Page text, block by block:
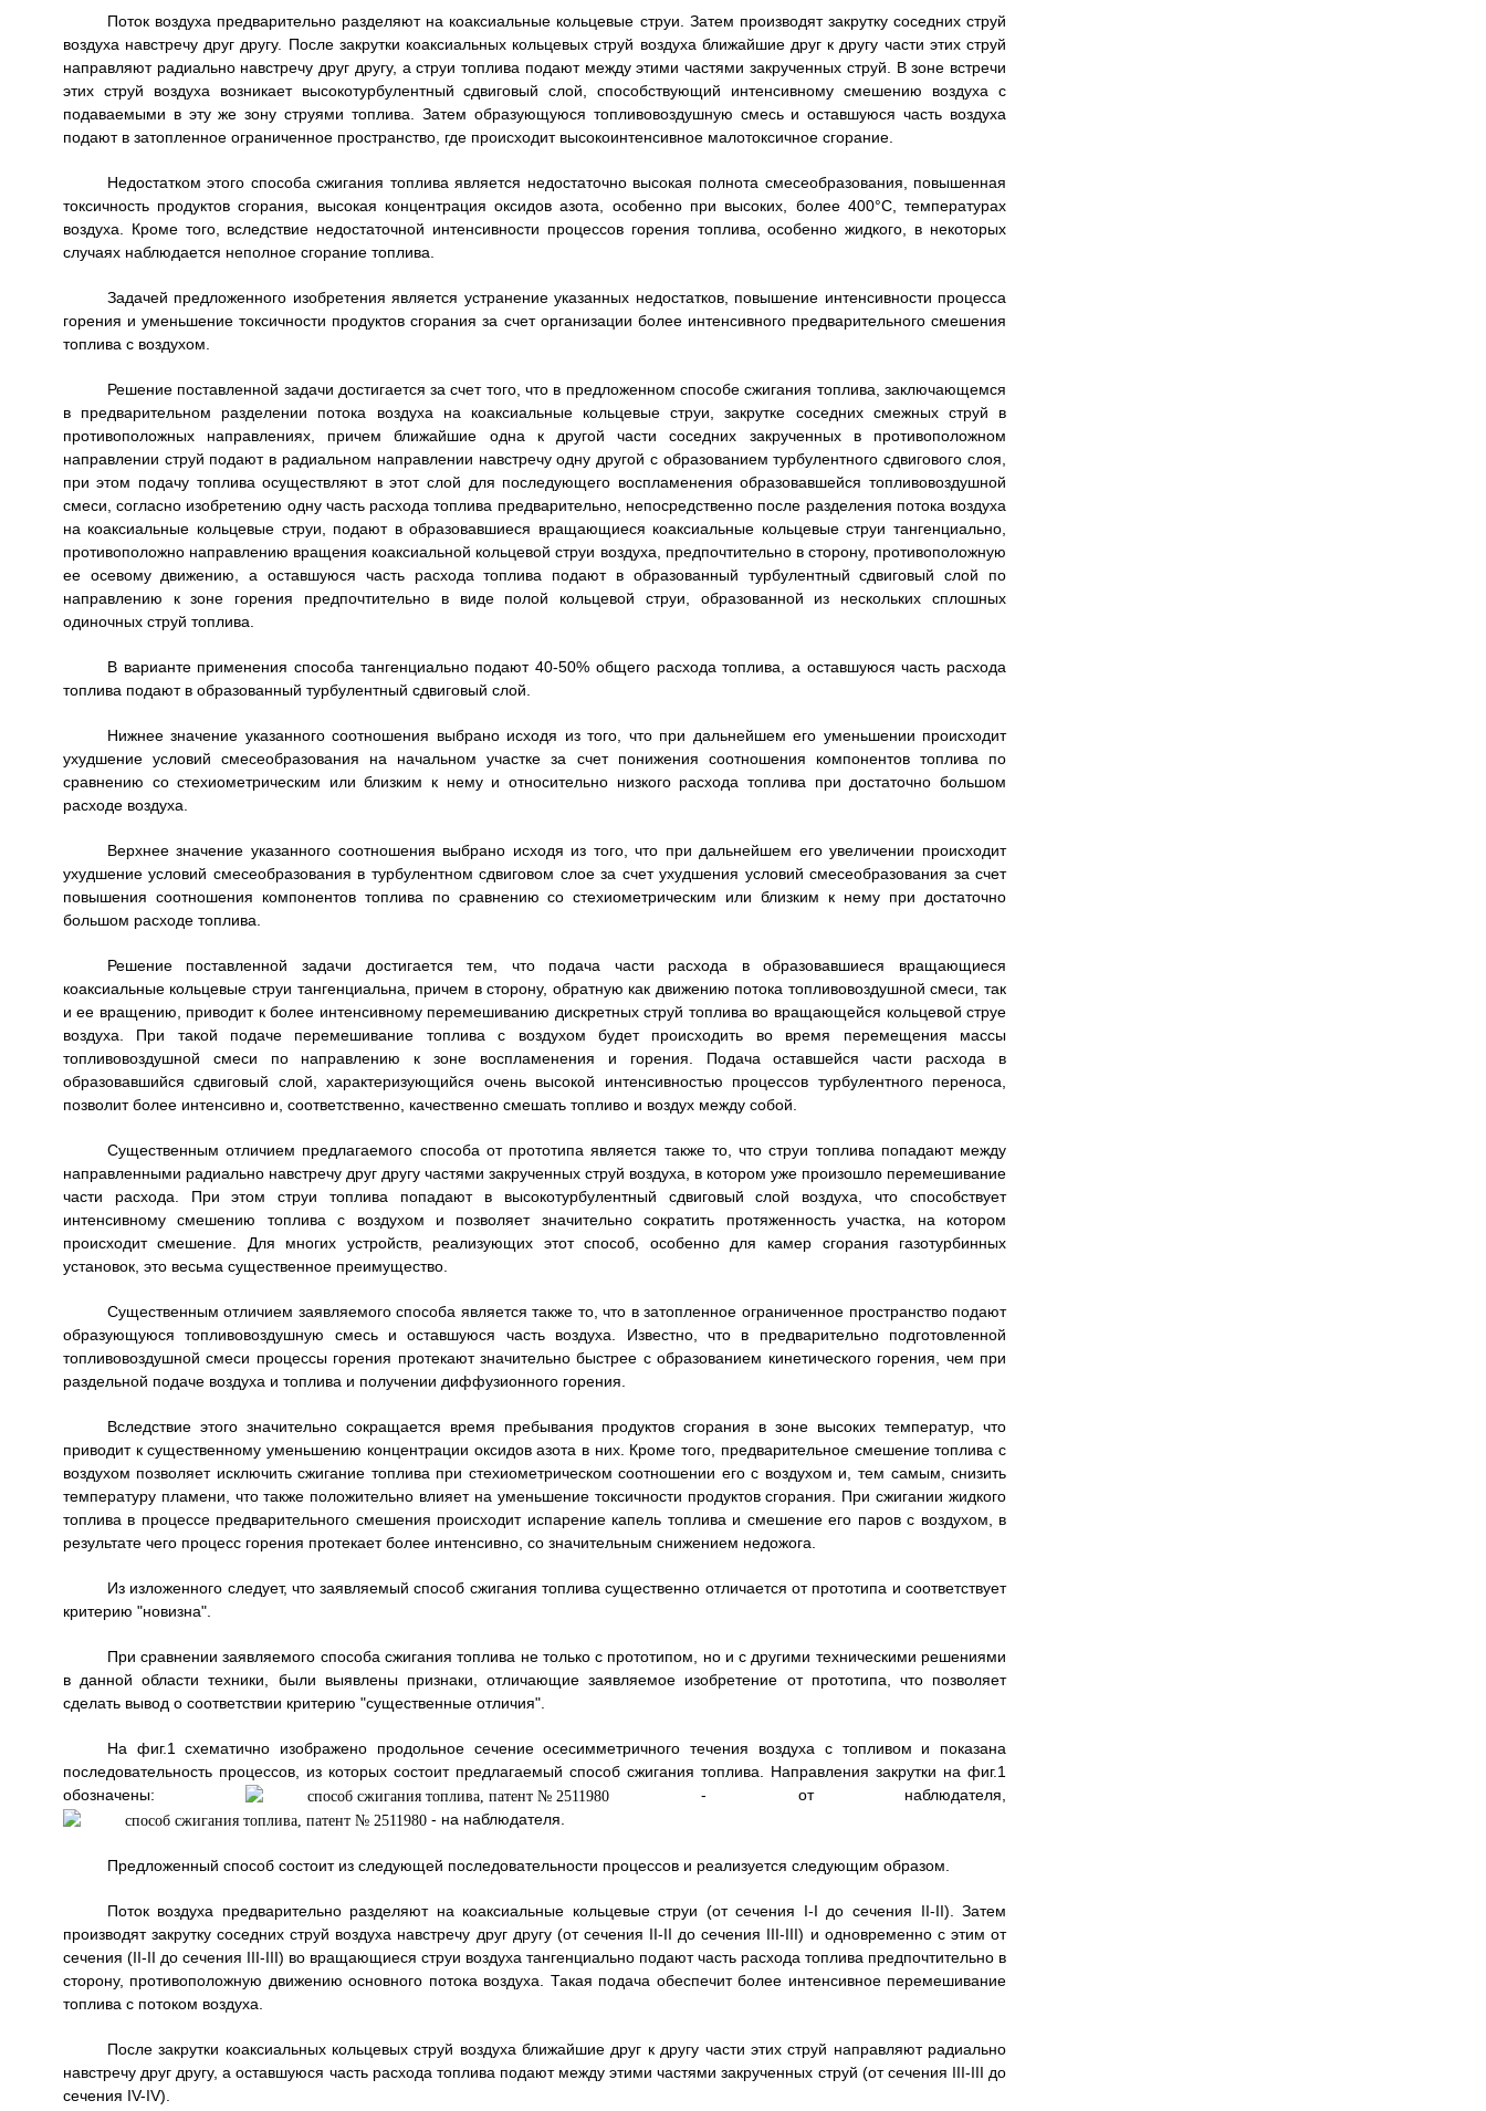
Поток воздуха предварительно разделяют на коаксиальные кольцевые струи. Затем производят закрутку соседних струй
воздуха навстречу друг другу. После закрутки коаксиальных кольцевых струй воздуха ближайшие друг к другу части этих струй
направляют радиально навстречу друг другу, а струи топлива подают между этими частями закрученных струй. В зоне встречи
этих струй воздуха возникает высокотурбулентный сдвиговый слой, способствующий интенсивному смешению воздуха с
подаваемыми в эту же зону струями топлива. Затем образующуюся топливовоздушную смесь и оставшуюся часть воздуха
подают в затопленное ограниченное пространство, где происходит высокоинтенсивное малотоксичное сгорание.
Недостатком этого способа сжигания топлива является недостаточно высокая полнота смесеобразования, повышенная
токсичность продуктов сгорания, высокая концентрация оксидов азота, особенно при высоких, более 400°С, температурах
воздуха. Кроме того, вследствие недостаточной интенсивности процессов горения топлива, особенно жидкого, в некоторых
случаях наблюдается неполное сгорание топлива.
Задачей предложенного изобретения является устранение указанных недостатков, повышение интенсивности процесса
горения и уменьшение токсичности продуктов сгорания за счет организации более интенсивного предварительного смешения
топлива с воздухом.
Решение поставленной задачи достигается за счет того, что в предложенном способе сжигания топлива, заключающемся
в предварительном разделении потока воздуха на коаксиальные кольцевые струи, закрутке соседних смежных струй в
противоположных направлениях, причем ближайшие одна к другой части соседних закрученных в противоположном
направлении струй подают в радиальном направлении навстречу одну другой с образованием турбулентного сдвигового слоя,
при этом подачу топлива осуществляют в этот слой для последующего воспламенения образовавшейся топливовоздушной
смеси, согласно изобретению одну часть расхода топлива предварительно, непосредственно после разделения потока воздуха
на коаксиальные кольцевые струи, подают в образовавшиеся вращающиеся коаксиальные кольцевые струи тангенциально,
противоположно направлению вращения коаксиальной кольцевой струи воздуха, предпочтительно в сторону, противоположную
ее осевому движению, а оставшуюся часть расхода топлива подают в образованный турбулентный сдвиговый слой по
направлению к зоне горения предпочтительно в виде полой кольцевой струи, образованной из нескольких сплошных
одиночных струй топлива.
В варианте применения способа тангенциально подают 40-50% общего расхода топлива, а оставшуюся часть расхода
топлива подают в образованный турбулентный сдвиговый слой.
Нижнее значение указанного соотношения выбрано исходя из того, что при дальнейшем его уменьшении происходит
ухудшение условий смесеобразования на начальном участке за счет понижения соотношения компонентов топлива по
сравнению со стехиометрическим или близким к нему и относительно низкого расхода топлива при достаточно большом
расходе воздуха.
Верхнее значение указанного соотношения выбрано исходя из того, что при дальнейшем его увеличении происходит
ухудшение условий смесеобразования в турбулентном сдвиговом слое за счет ухудшения условий смесеобразования за счет
повышения соотношения компонентов топлива по сравнению со стехиометрическим или близким к нему при достаточно
большом расходе топлива.
Решение поставленной задачи достигается тем, что подача части расхода в образовавшиеся вращающиеся
коаксиальные кольцевые струи тангенциальна, причем в сторону, обратную как движению потока топливовоздушной смеси, так
и ее вращению, приводит к более интенсивному перемешиванию дискретных струй топлива во вращающейся кольцевой струе
воздуха. При такой подаче перемешивание топлива с воздухом будет происходить во время перемещения массы
топливовоздушной смеси по направлению к зоне воспламенения и горения. Подача оставшейся части расхода в
образовавшийся сдвиговый слой, характеризующийся очень высокой интенсивностью процессов турбулентного переноса,
позволит более интенсивно и, соответственно, качественно смешать топливо и воздух между собой.
Существенным отличием предлагаемого способа от прототипа является также то, что струи топлива попадают между
направленными радиально навстречу друг другу частями закрученных струй воздуха, в котором уже произошло перемешивание
части расхода. При этом струи топлива попадают в высокотурбулентный сдвиговый слой воздуха, что способствует
интенсивному смешению топлива с воздухом и позволяет значительно сократить протяженность участка, на котором
происходит смешение. Для многих устройств, реализующих этот способ, особенно для камер сгорания газотурбинных
установок, это весьма существенное преимущество.
Существенным отличием заявляемого способа является также то, что в затопленное ограниченное пространство подают
образующуюся топливовоздушную смесь и оставшуюся часть воздуха. Известно, что в предварительно подготовленной
топливовоздушной смеси процессы горения протекают значительно быстрее с образованием кинетического горения, чем при
раздельной подаче воздуха и топлива и получении диффузионного горения.
Вследствие этого значительно сокращается время пребывания продуктов сгорания в зоне высоких температур, что
приводит к существенному уменьшению концентрации оксидов азота в них. Кроме того, предварительное смешение топлива с
воздухом позволяет исключить сжигание топлива при стехиометрическом соотношении его с воздухом и, тем самым, снизить
температуру пламени, что также положительно влияет на уменьшение токсичности продуктов сгорания. При сжигании жидкого
топлива в процессе предварительного смешения происходит испарение капель топлива и смешение его паров с воздухом, в
результате чего процесс горения протекает более интенсивно, со значительным снижением недожога.
Из изложенного следует, что заявляемый способ сжигания топлива существенно отличается от прототипа и соответствует
критерию "новизна".
При сравнении заявляемого способа сжигания топлива не только с прототипом, но и с другими техническими решениями
в данной области техники, были выявлены признаки, отличающие заявляемое изобретение от прототипа, что позволяет
сделать вывод о соответствии критерию "существенные отличия".
На фиг.1 схематично изображено продольное сечение осесимметричного течения воздуха с топливом и показана
последовательность процессов, из которых состоит предлагаемый способ сжигания топлива. Направления закрутки на фиг.1
обозначены:
- от наблюдателя,
- на наблюдателя.
Предложенный способ состоит из следующей последовательности процессов и реализуется следующим образом.
Поток воздуха предварительно разделяют на коаксиальные кольцевые струи (от сечения I-I до сечения II-II). Затем
производят закрутку соседних струй воздуха навстречу друг другу (от сечения II-II до сечения III-III) и одновременно с этим от
сечения (II-II до сечения III-III) во вращающиеся струи воздуха тангенциально подают часть расхода топлива предпочтительно в
сторону, противоположную движению основного потока воздуха. Такая подача обеспечит более интенсивное перемешивание
топлива с потоком воздуха.
После закрутки коаксиальных кольцевых струй воздуха ближайшие друг к другу части этих струй направляют радиально
навстречу друг другу, а оставшуюся часть расхода топлива подают между этими частями закрученных струй (от сечения III-III до
сечения IV-IV).